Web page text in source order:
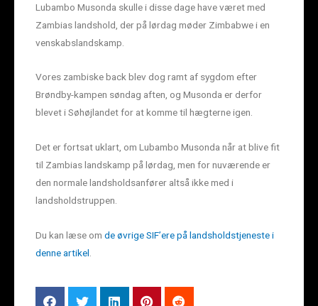
Lubambo Musonda skulle i disse dage have været med
Zambias landshold, der på lørdag møder Zimbabwe i en
venskabslandskamp.
Vores zambiske back blev dog ramt af sygdom efter
Brøndby-kampen søndag aften, og Musonda er derfor
blevet i Søhøjlandet for at komme til hægterne igen.
Det er fortsat uklart, om Lubambo Musonda når at blive fit
til Zambias landskamp på lørdag, men for nuværende er
den normale landsholdsanfører altså ikke med i
landsholdstruppen.
Du kan læse om de øvrige SIF’ere på landsholdstjeneste i
denne artikel.